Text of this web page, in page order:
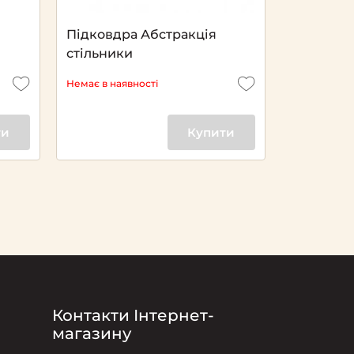
Підковдра Абстракція
стільники
Немає в наявності
Купити
Контакти Інтернет-
магазину